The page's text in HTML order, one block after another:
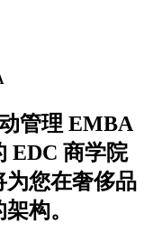
管理 EMBA
EDC 商学院
为您在奢侈品
构。